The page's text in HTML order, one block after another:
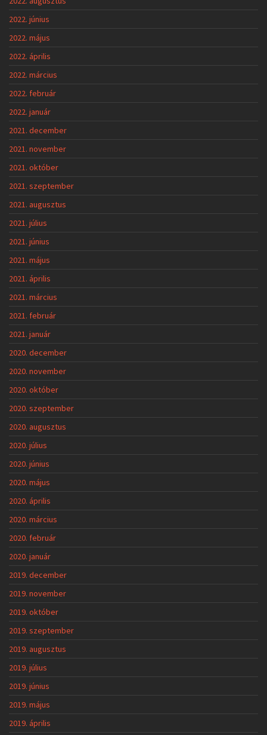
2022. június
2022. május
2022. április
2022. március
2022. február
2022. január
2021. december
2021. november
2021. október
2021. szeptember
2021. augusztus
2021. július
2021. június
2021. május
2021. április
2021. március
2021. február
2021. január
2020. december
2020. november
2020. október
2020. szeptember
2020. augusztus
2020. július
2020. június
2020. május
2020. április
2020. március
2020. február
2020. január
2019. december
2019. november
2019. október
2019. szeptember
2019. augusztus
2019. július
2019. június
2019. május
2019. április